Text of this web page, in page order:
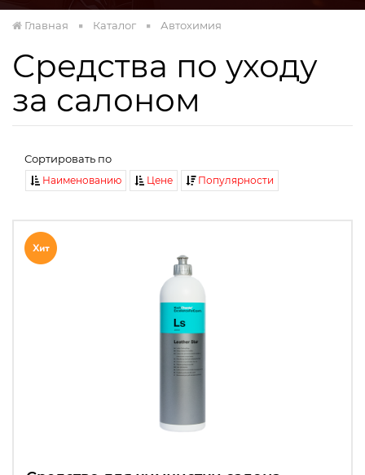
Главная Каталог Автохимия
Средства по уходу
за салоном
Сортировать по
Наименованию Цене Популярности